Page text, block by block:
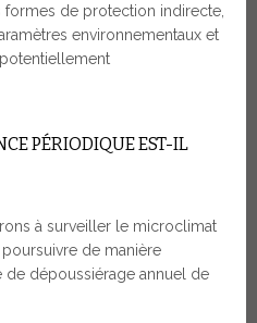
de protection indirecte,
environnementaux et
PÉRIODIQUE EST-IL
à surveiller le microclimat
de manière
dépoussiérage annuel de